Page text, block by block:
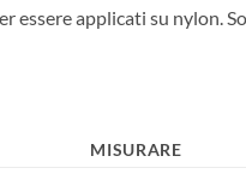
essere applicati su nylon.
MISURARE